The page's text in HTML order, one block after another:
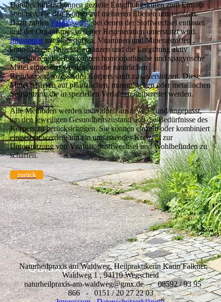
Darüber hinaus können gezielte Entgiftungskuren zum Einsatz
kommen, die den Körper auf mehreren Ebenen unterstützen.
Dazu zählenFastenkuren, bei denen der Stoffwechsel entlastet
und der Organismus in seiner Regeneration unterstützt wird.
Infusionen mit Nährstoffen, Vitaminen und Mineralstoffen
können diese Prozesse ergänzen und die Entgiftung aktiv
unterstützen. Ebenso können homöopathische und spagyrische
Mittel eingesetzt werden, um die natürlichen
Regulationsprozesse des Körpers sanft zu unterstützen. Diese
Mittel basieren auf pflanzlichen, mineralischen oder metallischen
Substanzen, die in speziellen Verfahren aufbereitet werden.
Alle Methoden werden individuell ausgewählt und angepasst,
um den jeweiligen Gesundheitszustand und die Bedürfnisse des
Körpers zu berücksichtigen. Sie können einzeln oder kombiniert
eingesetzt werden, um ein umfassendes Konzept zur
Unterstützung von Vitalität, Stoffwechsel und Wohlbefinden zu
schaffen.
zurück
Naturheilpraxis am Waldweg, Heilpraktikerin Karin Falkner,
Waldweg 1 , 94110 Wegscheid
naturheilpraxis-am-waldweg@gmx.de - 08592 / 93 95
866 - 0151 / 20 27 22 03